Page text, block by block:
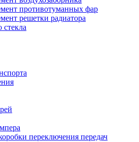
противотуманных фар
решетки радиатора
стекла
переключения передач